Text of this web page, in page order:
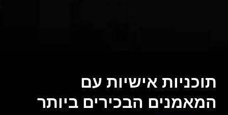
תוכניות אישיות עם
המאמנים הבכירים ביותר